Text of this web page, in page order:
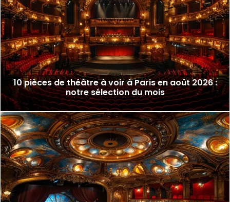
10 pièces de théâtre à voir à Paris en août 2026 :
notre sélection du mois